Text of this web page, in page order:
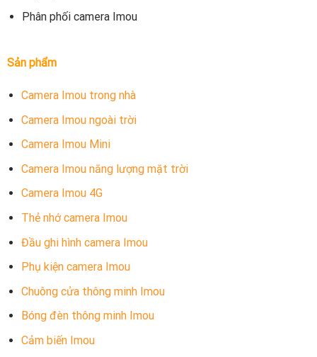
Phân phối camera Imou
Sản phẩm
Camera Imou trong nhà
Camera Imou ngoài trời
Camera Imou Mini
Camera Imou năng lượng mặt trời
Camera Imou 4G
Thẻ nhớ camera Imou
Đầu ghi hình camera Imou
Phụ kiện camera Imou
Chuông cửa thông minh Imou
Bóng đèn thông minh Imou
Cảm biến Imou